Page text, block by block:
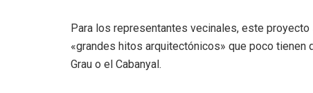
Para los representantes vecinales, este
«grandes hitos arquitectónicos» que poco tienen
Grau o el Cabanyal.